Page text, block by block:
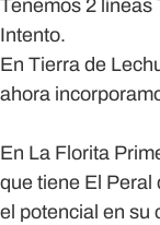
Tenemos 2 líneas
Intento.
En Tierra de
ahora
En La Florita
que tiene El Peral
el potencial en su